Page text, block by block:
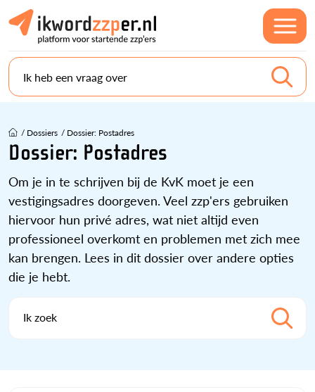
Ik heb een vraag over
/ Dossiers / Dossier: Postadres
Dossier: Postadres
Om je in te schrijven bij de KvK moet je een
vestigingsadres doorgeven. Veel zzp'ers gebruiken
hiervoor hun privé adres, wat niet altijd even
professioneel overkomt en problemen met zich mee
kan brengen. Lees in dit dossier over andere opties
die je hebt.
Ik zoek